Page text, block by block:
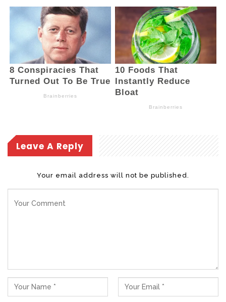
Dalam kesempatan tersebut, Kompol
Romel juga menyampaikan apresiasi
kepada seluruh pihak yang telah
berkontribusi dalam menyukseskan
kegiatan tersebut. Sinergitas yang
terbangun, menurutnya, menjadi modal
penting dalam menjaga stabilitas
keamanan serta mendukung pembangunan
“Saya berharap, semangat yang lahir dari
perlombaan selesai, namun jadikan
persatuan dalam menjaga keamanan dan
ketertiban. Mari terus bergandengan
Leave A Reply
Your email address will not be published.